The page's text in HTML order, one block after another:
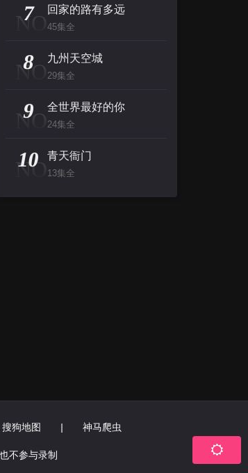
百变的七仓同学
主演：早见沙织,冈本信彦
NO
7 回家的路有多远
45集全
NO
8 九州天空城
29集全
NO
9 全世界最好的你
24集全
NO
10 青天衙门
13集全
搜狗地图 | 神马爬虫
不参与录制